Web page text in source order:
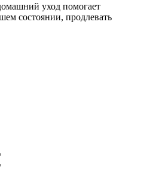
уход помогает
состоянии, продлевать